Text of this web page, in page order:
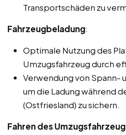
Transportschäden zu
Fahrzeugbeladung:
Optimale Nutzung des
Umzugsfahrzeug durch
Verwendung von Spann-
um die Ladung während
(Ostfriesland) zu sichern.
Fahren des